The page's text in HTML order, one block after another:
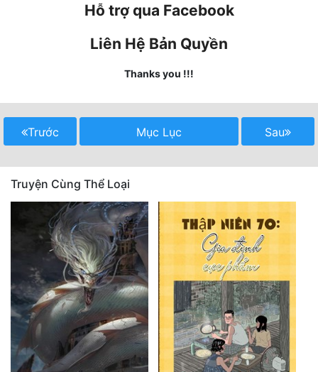
Mỹ Thực
Ngôn Tình
Ngược
Nữ Cường
Phong Thủy - Tâm Linh
Phương Tây
Phản Phái
Quan Trường
Hỗ trợ qua Facebook
Liên Hệ Bản Quyền
Thanks you !!!
Trước Mục Lục Sau
Truyện Cùng Thể Loại